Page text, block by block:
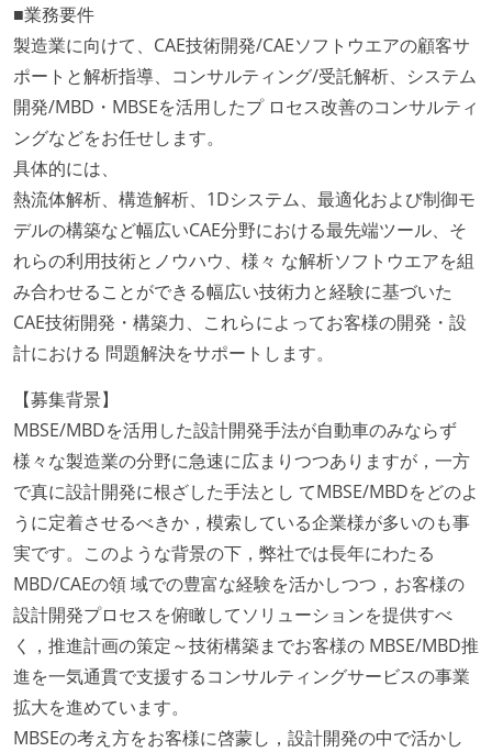
■業務要件
製造業に向けて、CAE技術開発/CAEソフトウエアの顧客サ
ポートと解析指導、コンサルティング/受託解析、システム
開発/MBD・MBSEを活用したプ ロセス改善のコンサルティ
ングなどをお任せします。
具体的には、
熱流体解析、構造解析、1Dシステム、最適化および制御モ
デルの構築など幅広いCAE分野における最先端ツール、そ
れらの利用技術とノウハウ、様々 な解析ソフトウエアを組
み合わせることができる幅広い技術力と経験に基づいた
CAE技術開発・構築力、これらによってお客様の開発・設
計における 問題解決をサポートします。
【募集背景】
MBSE/MBDを活用した設計開発手法が自動車のみならず
様々な製造業の分野に急速に広まりつつありますが，一方
で真に設計開発に根ざした手法とし てMBSE/MBDをどのよ
うに定着させるべきか，模索している企業様が多いのも事
実です。このような背景の下，弊社では長年にわたる
MBD/CAEの領 域での豊富な経験を活かしつつ，お客様の
設計開発プロセスを俯瞰してソリューションを提供すべ
く，推進計画の策定～技術構築までお客様の MBSE/MBD推
進を一気通貫で支援するコンサルティングサービスの事業
拡大を進めています。
MBSEの考え方をお客様に啓蒙し，設計開発の中で活かし